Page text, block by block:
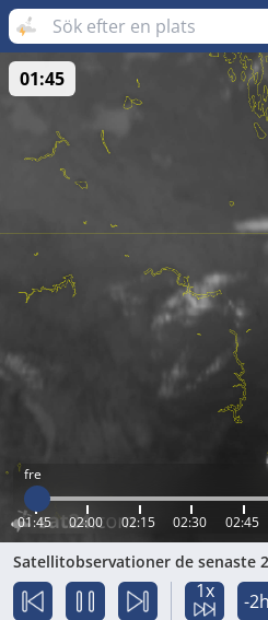
fre
01:45 02:00 02:15 02:30 02:45
01:45
Satellitobservationer de senaste
1x -2h